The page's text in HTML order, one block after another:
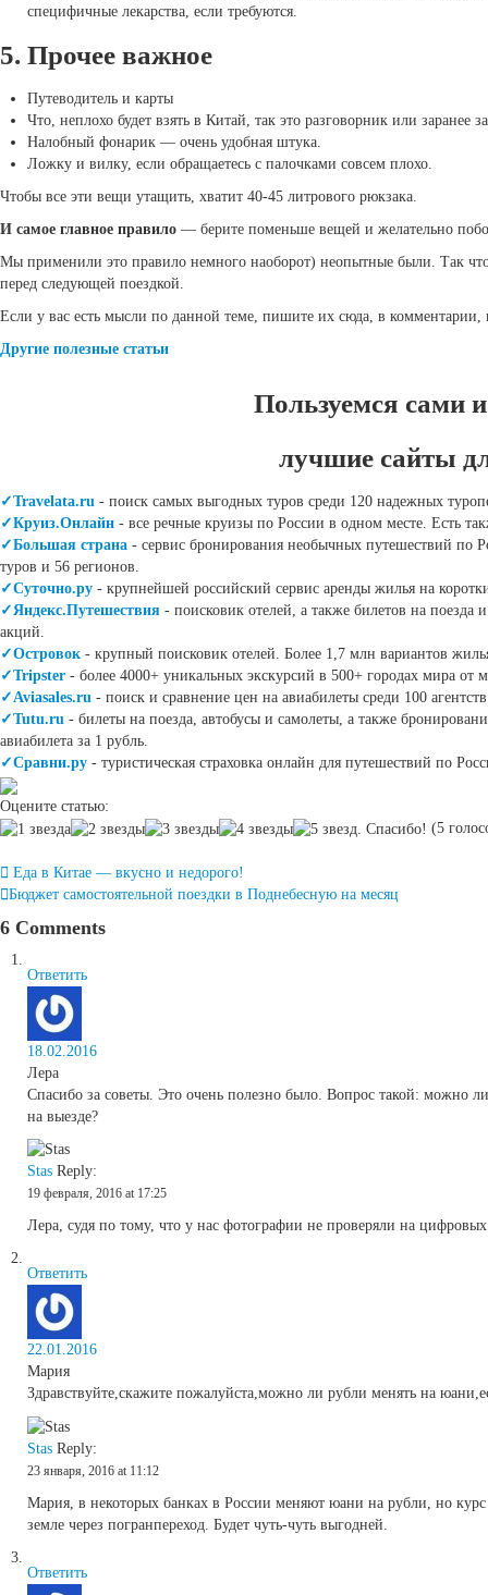
специфичные лекарства, если требуются.
5. Прочее важное
Путеводитель и карты
Что, неплохо будет взять в Китай, так это разговорник или
Налобный фонарик — очень удобная штука.
Ложку и вилку, если обращаетесь с палочками совсем плохо.
Чтобы все эти вещи утащить, хватит 40-45 литрового рюкзака.
И самое главное правило — берите поменьше вещей и желательно
Мы применили это правило немного наоборот) неопытные были. Так
перед следующей поездкой.
Если у вас есть мысли по данной теме, пишите их сюда, в
Другие полезные статьи
Пользуемся сами
лучшие сайты
✓Travelata.ru - поиск самых выгодных туров среди 120 надежных
✓Круиз.Онлайн - все речные круизы по России в одном месте. Есть
✓Большая страна - сервис бронирования необычных путешествий по
туров и 56 регионов.
✓Суточно.ру - крупнейшей российский сервис аренды жилья на
✓Яндекс.Путешествия - поисковик отелей, а также билетов на
акций.
✓Островок - крупный поисковик отелей. Более 1,7 млн вариантов
✓Tripster - более 4000+ уникальных экскурсий в 500+ городах мира от
✓Aviasales.ru - поиск и сравнение цен на авиабилеты среди 100
✓Tutu.ru - билеты на поезда, автобусы и самолеты, а также
авиабилета за 1 рубль.
✓Сравни.ру - туристическая страховка онлайн для путешествий по
Оцените статью:
(5
Post
navigation
Еда в Китае — вкусно и недорого!
Бюджет самостоятельной поездки в Поднебесную на месяц
6 Comments
Ответить
18.02.2016
Лера
Спасибо за советы. Это очень полезно было. Вопрос такой: можно
на выезде?
Stas Reply:
19 февраля, 2016 at 17:25
Лера, судя по тому, что у нас фотографии не проверяли на
Ответить
22.01.2016
Мария
Здравствуйте,скажите пожалуйста,можно ли рубли менять на
Stas Reply:
23 января, 2016 at 11:12
Мария, в некоторых банках в России меняют юани на рубли, но
земле через погранпереход. Будет чуть-чуть выгодней.
Ответить